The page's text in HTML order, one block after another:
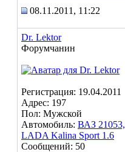
08.11.2011, 11:22
Dr. Lektor
Форумчанин
Регистрация: 19.04.2011
Адрес: 197
Пол: Мужской
Автомобиль: ВАЗ 21053,
LADA Kalina Sport 1.6
Сообщений: 50